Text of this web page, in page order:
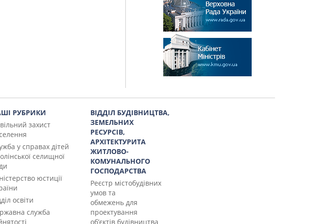
РУБРИКИ
захист
у справах дітей
селищної
юстиції
освіти
служба
ВІДДІЛ БУДІВНИЦТВА,
ЗЕМЕЛЬНИХ
РЕСУРСІВ,
АРХІТЕКТУРИТА
ЖИТЛОВО-
КОМУНАЛЬНОГО
ГОСПОДАРСТВА
Реєстр містобудівних
умов та
обмежень для
проектування
об’єктів будівництва